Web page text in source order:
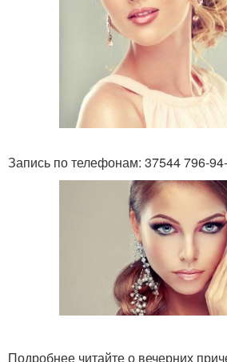
Запись по телефонам: 37544 796-
Подробнее читайте о вечерних